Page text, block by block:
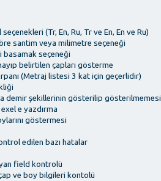
(Tr, En, Ru, Tr ve En, En ve Ru)
santim veya milimetre seçeneği
seçeneği
belirtilen çapları gösterme
(Metraj listesi 3 kat için geçerlidir)
demir şekillerinin gösterilip gösterilmemesi
e yazdırma
göstermesi
edilen bazı hatalar
field kontrolü
ve boy bilgileri kontolü